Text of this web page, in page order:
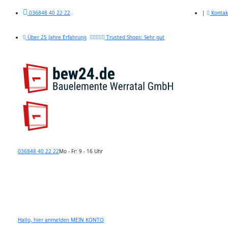
036848 40 22 22 |
Über 25 Jahre Erfahrung Trusted Shops: Sehr gut
036848 40 22 22Mo - Fr: 9 - 16 Uhr
Hallo, hier anmelden MEIN KONTO